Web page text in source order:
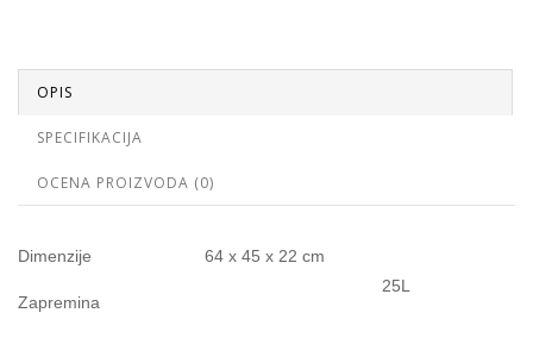
OPIS
SPECIFIKACIJA
OCENA PROIZVODA (0)
Dimenzije 64 x 45 x 22 cm
Zapremina
25L